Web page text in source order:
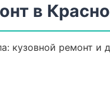
в
кузовной ремонт и